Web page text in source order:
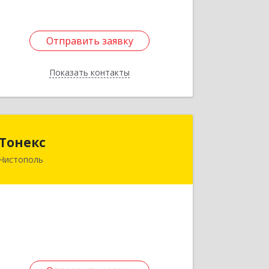
Отправить заявку
Показать контакты
Отправить заявку
Назад
Тонекс